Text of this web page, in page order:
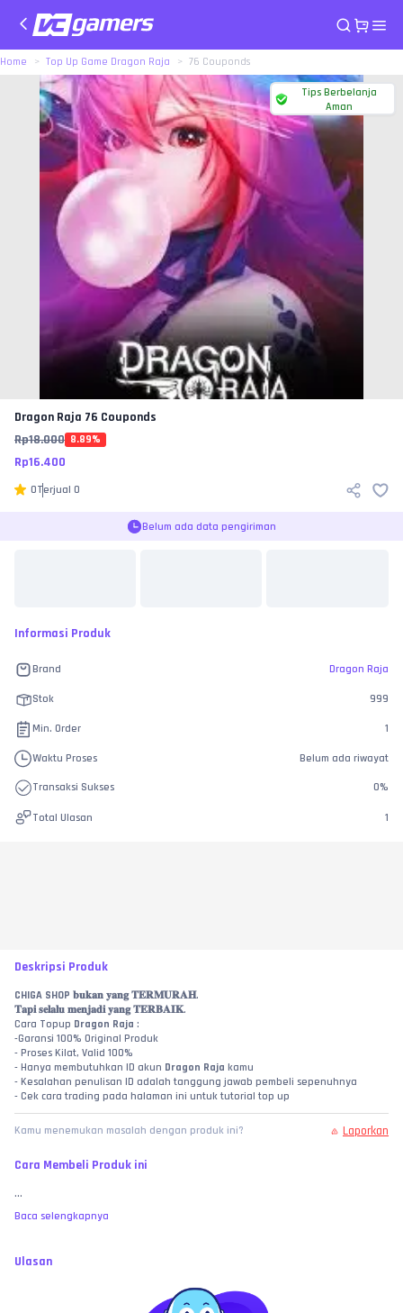
Home Top Up Game Dragon Raja 76 Couponds
Tips Berbelanja
Aman
Dragon Raja 76 Couponds
Rp18.000 8.89%
Rp16.400
0Terjual 0
Belum ada data pengiriman
Informasi Produk
Brand Dragon Raja
Stok 999
Min. Order 1
Waktu Proses Belum ada riwayat
Transaksi Sukses 0%
Total Ulasan 1
Deskripsi Produk
CHIGA SHOP 𝐛𝐮𝐤𝐚𝐧 𝐲𝐚𝐧𝐠 𝐓𝐄𝐑𝐌𝐔𝐑𝐀𝐇.
𝐓𝐚𝐩𝐢 𝐬𝐞𝐥𝐚𝐥𝐮 𝐦𝐞𝐧𝐣𝐚𝐝𝐢 𝐲𝐚𝐧𝐠 𝐓𝐄𝐑𝐁𝐀𝐈𝐊.
Cara Topup Dragon Raja :
-Garansi 100% Original Produk
- Proses Kilat, Valid 100%
- Hanya membutuhkan ID akun Dragon Raja kamu
- Kesalahan penulisan ID adalah tanggung jawab pembeli sepenuhnya
- Cek cara trading pada halaman ini untuk tutorial top up
Kamu menemukan masalah dengan produk ini? Laporkan
Cara Membeli Produk ini
...
Baca selengkapnya
Ulasan